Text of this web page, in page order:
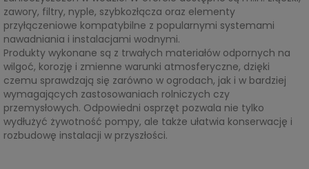
zawory, filtry, nyple, szybkozłącza oraz elementy
przyłączeniowe kompatybilne z popularnymi systemami
nawadniania i instalacjami wodnymi.
Produkty wykonane są z trwałych materiałów odpornych na
wilgoć, korozję i zmienne warunki atmosferyczne, dzięki
czemu sprawdzają się zarówno w ogrodach, jak i w bardziej
wymagających zastosowaniach rolniczych czy
przemysłowych. Odpowiedni osprzęt pozwala nie tylko
wydłużyć żywotność pompy, ale także ułatwia konserwację i
rozbudowę instalacji w przyszłości.